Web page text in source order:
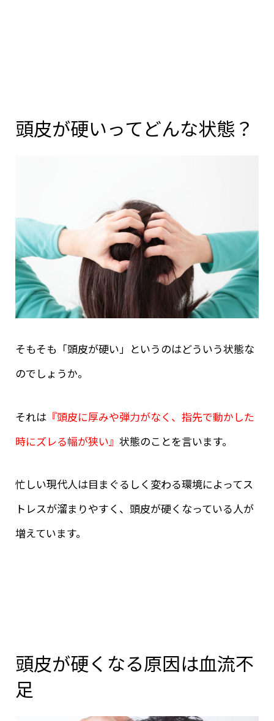
頭皮が硬いってどんな状態？
そもそも「頭皮が硬い」というのはどういう状態な
のでしょうか。
それは『頭皮に厚みや弾力がなく、指先で動かした
時にズレる幅が狭い』 状態のことを言います。
忙しい現代人は目まぐるしく変わる環境によってス
トレスが溜まりやすく、頭皮が硬くなっている人が
増えています。
頭皮が硬くなる原因は血流不
足